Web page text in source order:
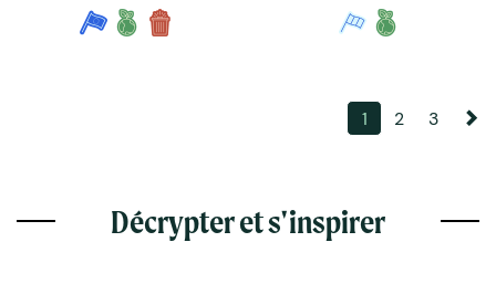
1 2 3
Décrypter et s'inspirer